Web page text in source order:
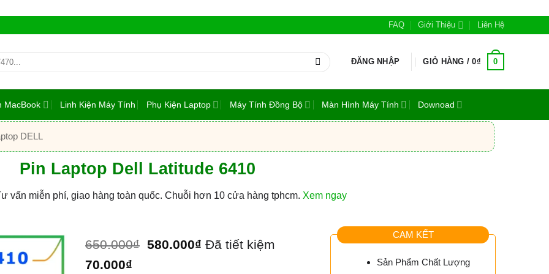
FAQ Giới Thiệu Liên Hệ
ĐĂNG NHẬP GIỎ HÀNG /0₫ 0
MacBook Linh Kiện Máy Tính Phụ Kiện Laptop Máy Tính Đồng Bộ Màn Hình Máy Tính Downoad
DELL
Pin Laptop Dell Latitude 6410
vấn miễn phí, giao hàng toàn quốc. Chuỗi hơn 10 cửa hàng tphcm. Xem ngay
650.000₫ 580.000₫ Đã tiết kiệm
70.000₫
CAM KẾT
Sản Phẩm Chất Lượng